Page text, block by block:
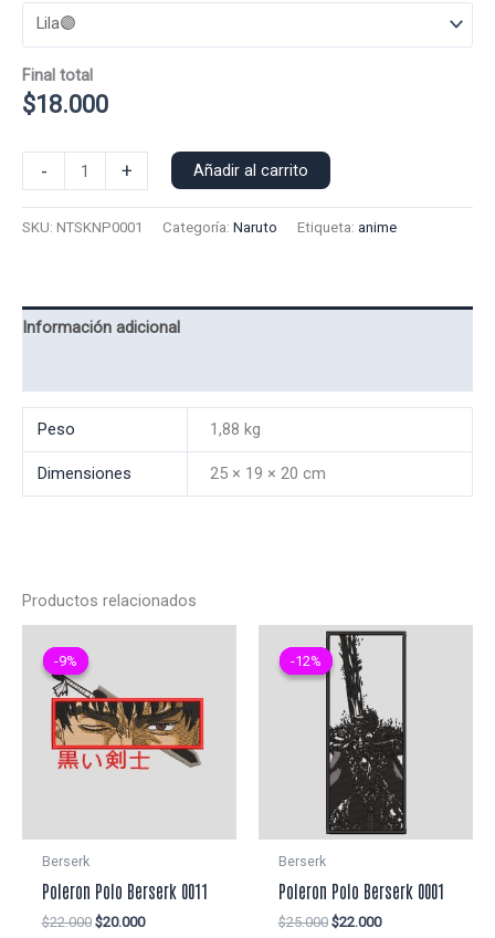
Final total
$18.000
-
Polo
+ Añadir al carrito
SKU: NTSKNP0001 Categoría: Naruto Etiqueta: anime
Información adicional
Peso 1,88 kg
Dimensiones 25 × 19 × 20 cm
Productos relacionados
-9%
-9%
Berserk
Poleron Polo Berserk 0011
$22.000 El
$20.000El
-12%
-12%
Berserk
Poleron Polo Berserk 0001
$25.000 El
$22.000El